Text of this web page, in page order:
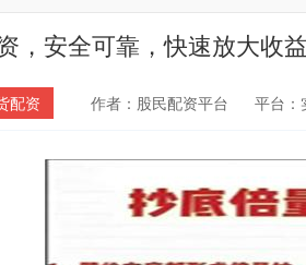
，安全可靠，快速放大收益
配资 作者：股民配资平台 平台：